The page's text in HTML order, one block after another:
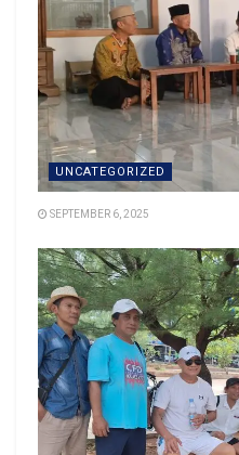
UNCATEGORIZED
SEPTEMBER 6, 2025